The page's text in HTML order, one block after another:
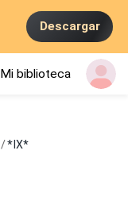
Descargar
Mi biblioteca
/*IX*